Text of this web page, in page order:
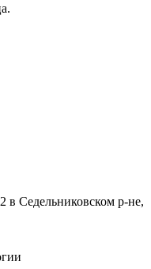
в Седельниковском р-не,